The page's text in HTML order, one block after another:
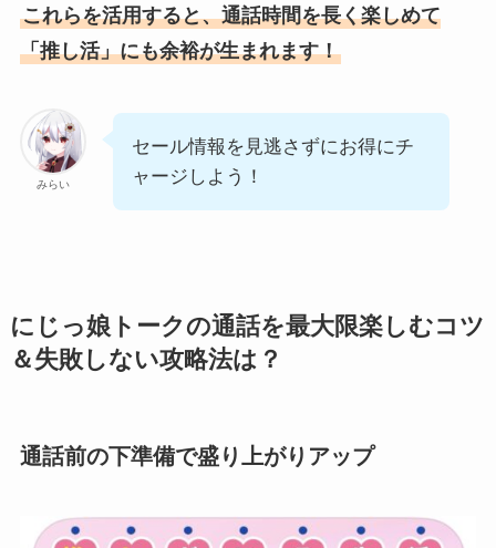
これらを活用すると、通話時間を長く楽しめて
「推し活」にも余裕が生まれます！
みらい
セール情報を見逃さずにお得にチ
ャージしよう！
にじっ娘トークの通話を最大限楽しむコツ
＆失敗しない攻略法は？
通話前の下準備で盛り上がりアップ